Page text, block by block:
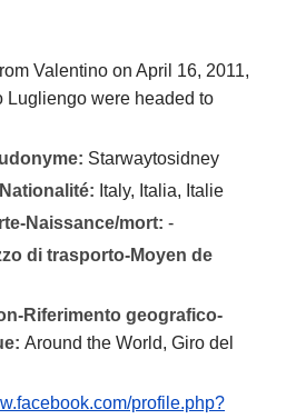
Valentino on April 16, 2011,
Lugliengo were headed to
Starwaytosidney
Italy, Italia, Italie
Naissance/mort: -
di trasporto-Moyen de
Riferimento geografico-
Around the World, Giro del
profile.php?